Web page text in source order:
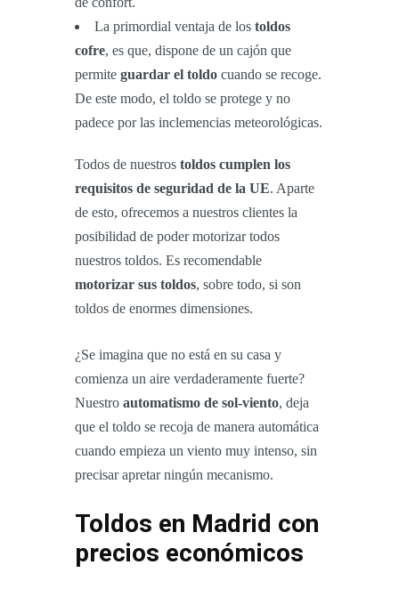
La primordial ventaja de los toldos
cofre, es que, dispone de un cajón que
permite guardar el toldo cuando se recoge.
De este modo, el toldo se protege y no
padece por las inclemencias meteorológicas.
Todos de nuestros toldos cumplen los
requisitos de seguridad de la UE. Aparte
de esto, ofrecemos a nuestros clientes la
posibilidad de poder motorizar todos
nuestros toldos. Es recomendable
motorizar sus toldos, sobre todo, si son
toldos de enormes dimensiones.
¿Se imagina que no está en su casa y
comienza un aire verdaderamente fuerte?
Nuestro automatismo de sol-viento, deja
que el toldo se recoja de manera automática
cuando empieza un viento muy intenso, sin
precisar apretar ningún mecanismo.
Toldos en Madrid con
precios económicos